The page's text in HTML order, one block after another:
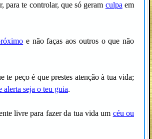
para te controlar, que só geram culpa em
e não faças aos outros o que não
te peço é que prestes atenção à tua vida;
alerta seja o teu guia.
livre para fazer da tua vida um céu ou